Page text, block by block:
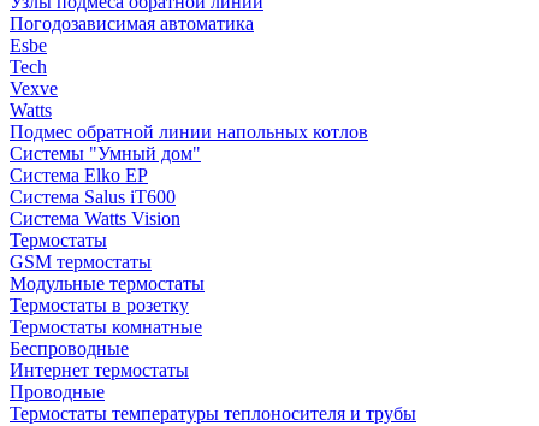
Погодозависимая автоматика
Esbe
Tech
Vexve
Watts
Подмес обратной линии напольных котлов
Системы "Умный дом"
Система Elko EP
Система Salus iT600
Система Watts Vision
Термостаты
GSM термостаты
Модульные термостаты
Термостаты в розетку
Термостаты комнатные
Беспроводные
Интернет термостаты
Проводные
Термостаты температуры теплоносителя и трубы